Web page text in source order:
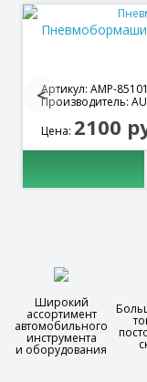
Артикул: AMP-85101
Производитель:
Цена: 2100
Широкий
ассортимент
автомобильного
инструмента
и оборудования